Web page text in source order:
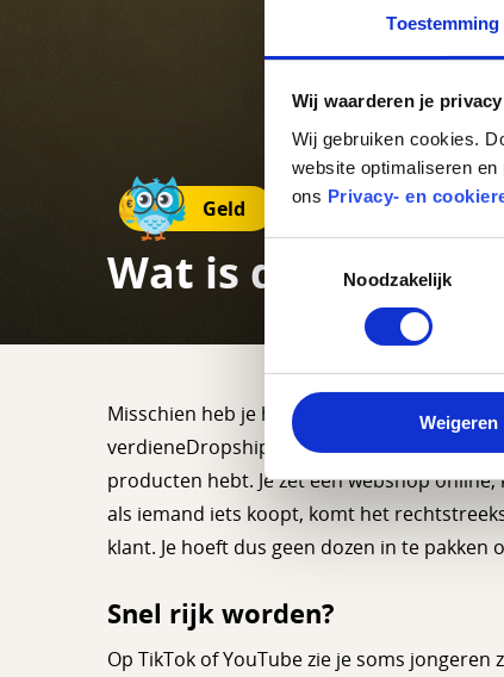
Toestemming
Wij waarderen je privacy
Wij gebruiken cookies.
website optimaliseren
ons Privacy- en
Noodzakelijk
Weigeren
Geld
Wat is
Misschien heb je het ook al gezien op
verdieneDropshipping is een manier om
producten hebt. Je zet een webshop
als iemand iets koopt, komt het
klant. Je hoeft dus geen dozen in te pakken
Snel rijk worden?
Op TikTok of YouTube zie je soms